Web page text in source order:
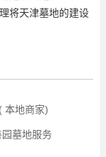
将天津墓地的建设
本地商家)
墓地服务